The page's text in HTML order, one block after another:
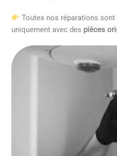
Toutes nos réparations
uniquement avec des pièces